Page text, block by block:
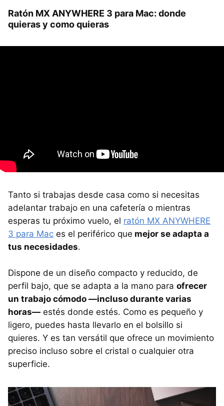
Ratón MX ANYWHERE 3 para Mac: donde
quieras y como quieras
Tanto si trabajas desde casa como si necesitas
adelantar trabajo en una cafetería o mientras
esperas tu próximo vuelo, el ratón MX ANYWHERE
3 para Mac es el periférico que mejor se adapta a
tus necesidades.
Dispone de un diseño compacto y reducido, de
perfil bajo, que se adapta a la mano para ofrecer
un trabajo cómodo —incluso durante varias
horas— estés donde estés. Como es pequeño y
ligero, puedes hasta llevarlo en el bolsillo si
quieres. Y es tan versátil que ofrece un movimiento
preciso incluso sobre el cristal o cualquier otra
superficie.